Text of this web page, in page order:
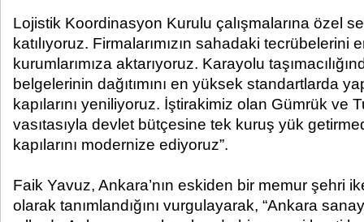
Lojistik Koordinasyon Kurulu çalışmalarına özel
katılıyoruz. Firmalarımızın sahadaki
kurumlarımıza aktarıyoruz. Karayolu
belgelerinin dağıtımını en yüksek standartlarda
kapılarını yeniliyoruz. İştirakimiz olan Gümrük ve
vasıtasıyla devlet bütçesine tek kuruş yük
kapılarını modernize ediyoruz”.
Faik Yavuz, Ankara’nın eskiden bir memur şehri
olarak tanımlandığını vurgulayarak, “Ankara